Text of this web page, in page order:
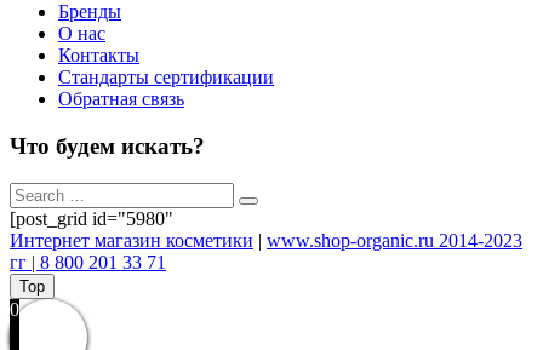
Бренды
О нас
Контакты
Стандарты сертификации
Обратная связь
Что будем искать?
[post_grid id="5980"
Интернет магазин косметики | www.shop-organic.ru 2014-2023
гг | 8 800 201 33 71
Top
0